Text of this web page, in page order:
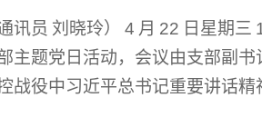
讯员 刘晓玲） 4 月 22 日星期三
主题党日活动，会议由支部副
战役中习近平总书记重要讲话精